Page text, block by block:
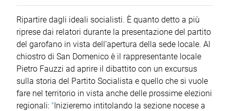
Ripartire dagli ideali socialisti. È quanto detto a più
riprese dai relatori durante la presentazione del partito
del garofano in vista dell’apertura della sede locale. Al
chiostro di San Domenico è il rappresentante locale
Pietro Fauzzi ad aprire il dibattito con un excursus
sulla storia del Partito Socialista e quello che si vuole
fare nel territorio in vista anche delle prossime elezioni
regionali: "Inizieremo intitolando la sezione nocese a